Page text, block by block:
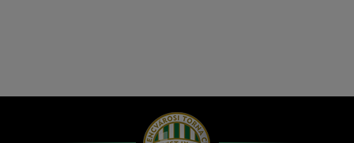
Hírek